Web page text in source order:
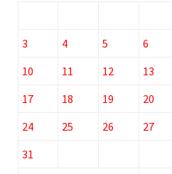
3
4 5 6
10
11 12 13
17
18 19 20
24
25 26 27
31